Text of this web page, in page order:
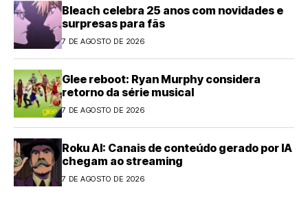
Bleach celebra 25 anos com novidades e
surpresas para fãs
7 DE AGOSTO DE 2026
Glee reboot: Ryan Murphy considera
retorno da série musical
7 DE AGOSTO DE 2026
Roku AI: Canais de conteúdo gerado por IA
chegam ao streaming
7 DE AGOSTO DE 2026